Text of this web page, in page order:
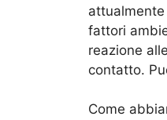
fattori
reazione
contatto.
Come